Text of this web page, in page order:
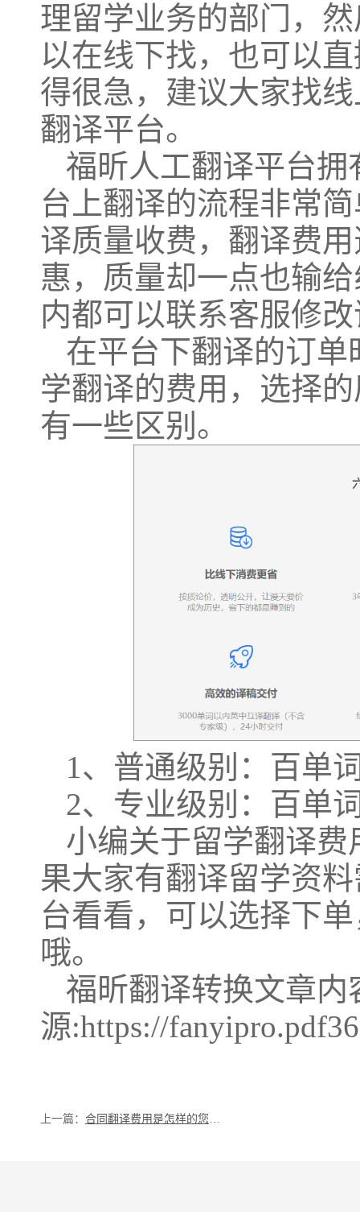
理留学业务的部门，
以在线下找，也可以
得很急，建议大家找
翻译平台。
福昕人工翻译平台拥
台上翻译的流程非常
译质量收费，翻译费
惠，质量却一点也输
内都可以联系客服修
在平台下翻译的订
学翻译的费用，选择
有一些区别。
1、普通级别：百单
2、专业级别：百单
小编关于留学翻译
果大家有翻译留学资
台看看，可以选择下
哦。
福昕翻译转换文章内
源:https://
上一篇： 合同翻译费用是怎样的您知道吗？福昕人工翻译有哪些优势